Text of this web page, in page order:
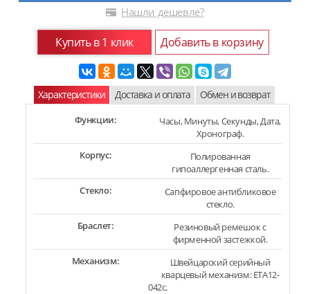
Нашли дешевле?
Купить в 1 клик Добавить в корзину
Характеристики Доставка и оплата Обмен и возврат
Функции:
Часы, Минуты, Секунды, Дата,
Хронограф.
Корпус:
Полированная
гипоаллергенная сталь.
Стекло:
Сапфировое антибликовое
стекло.
Браслет:
Резиновый ремешок с
фирменной застежкой.
Механизм:
Швейцарский серийный
кварцевый механизм: ETA12-
042c.